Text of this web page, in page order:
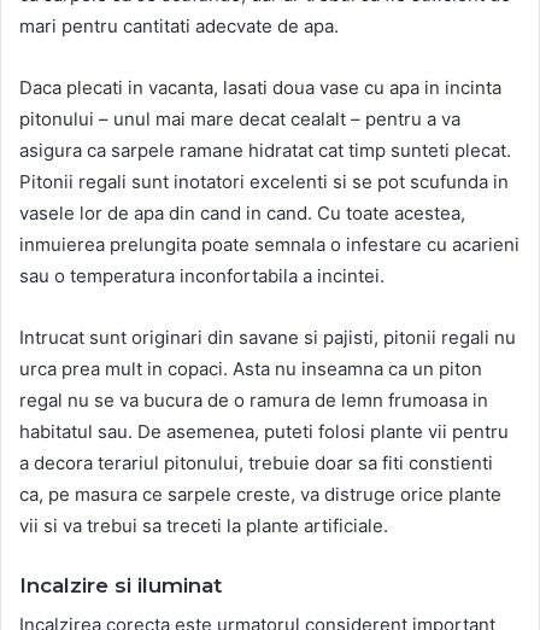
mari pentru cantitati adecvate de apa.
Daca plecati in vacanta, lasati doua vase cu apa in incinta
pitonului – unul mai mare decat cealalt – pentru a va
asigura ca sarpele ramane hidratat cat timp sunteti plecat.
Pitonii regali sunt inotatori excelenti si se pot scufunda in
vasele lor de apa din cand in cand. Cu toate acestea,
inmuierea prelungita poate semnala o infestare cu acarieni
sau o temperatura inconfortabila a incintei.
Intrucat sunt originari din savane si pajisti, pitonii regali nu
urca prea mult in copaci. Asta nu inseamna ca un piton
regal nu se va bucura de o ramura de lemn frumoasa in
habitatul sau. De asemenea, puteti folosi plante vii pentru
a decora terariul pitonului, trebuie doar sa fiti constienti
ca, pe masura ce sarpele creste, va distruge orice plante
vii si va trebui sa treceti la plante artificiale.
Incalzire si iluminat
Incalzirea corecta este urmatorul considerent important